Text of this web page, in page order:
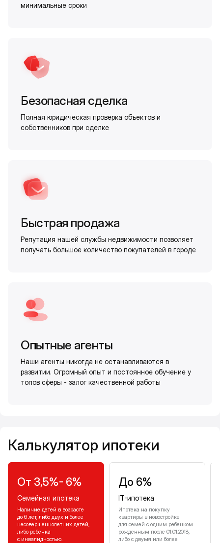
минимальные сроки
Безопасная сделка
Полная юридическая проверка объектов и
собственников при сделке
Быстрая продажа
Репутация нашей службы недвижимости позволяет
получать большое количество покупателей в городе
Опытные агенты
Наши агенты никогда не останавливаются в
развитии. Огромный опыт и постоянное обучение у
топов сферы - залог качественной работы
Калькулятор ипотеки
От 3,5%- 6%
Семейная ипотека
Наличие детей в возрасте
до 6 лет, либо двух и более
несовершеннолетних детей,
либо ребенка
с инвалидностью.
До 6%
IT-ипотека
Ипотека на покупку
квартиры в новостройке
для семей с одним ребенком
рожденным после 01.01.2018,
либо с двумя или более